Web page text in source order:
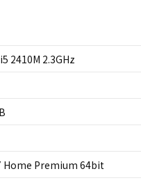
2410M 2.3GHz
Home Premium 64bit